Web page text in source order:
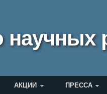
АКЦИИ ПРЕССА